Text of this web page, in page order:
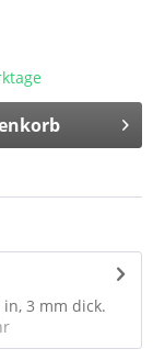
in, 3 mm dick.